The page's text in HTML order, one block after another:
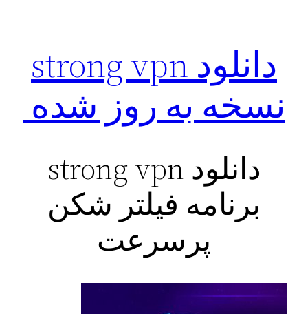
دانلود strong vpn
نسخه به روز شده ‌
دانلود strong vpn
برنامه فیلتر شکن
پرسرعت